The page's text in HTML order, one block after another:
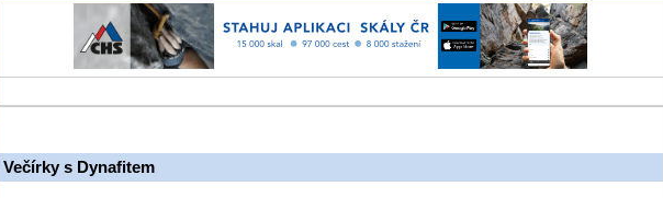
Večírky s Dynafitem